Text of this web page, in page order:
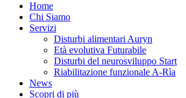
Home
Chi Siamo
Servizi
Disturbi alimentari Auryn
Età evolutiva Futurabile
Disturbi del neurosviluppo Start
Riabilitazione funzionale A-Rìa
News
Scopri di più